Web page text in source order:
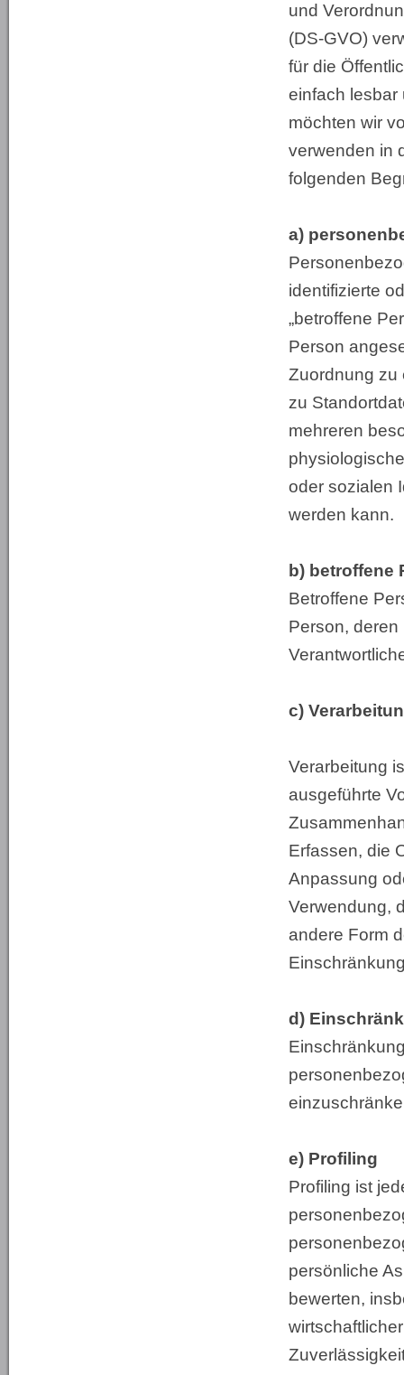
und
(DS-GVO)
für die
einfach lesbar
möchten wir
verwenden in
folgenden
a)
identifizierte
„betroffene
Person
Zuordnung zu
zu
mehreren
oder sozialen
werden kann.
b) betroffene
Betroffene
Person,
c)
Verarbeitung
ausgeführte
Erfassen, die
Anpassung
Verwendung,
andere Form
d)
e) Profiling
Profiling ist
persönliche
bewerten,